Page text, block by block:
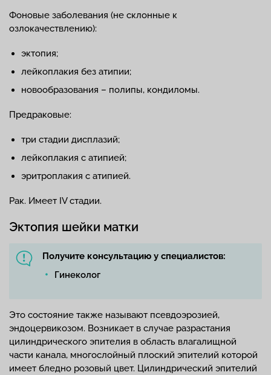
Фоновые заболевания (не склонные к
озлокачествлению):
эктопия;
лейкоплакия без атипии;
новообразования – полипы, кондиломы.
Предраковые:
три стадии дисплазий;
лейкоплакия с атипией;
эритроплакия с атипией.
Рак. Имеет IV стадии.
Эктопия шейки матки
Получите консультацию у специалистов:
Гинеколог
Это состояние также называют псевдоэрозией,
эндоцервикозом. Возникает в случае разрастания
цилиндрического эпителия в область влагалищной
части канала, многослойный плоский эпителий которой
имеет бледно розовый цвет. Цилиндрический эпителий